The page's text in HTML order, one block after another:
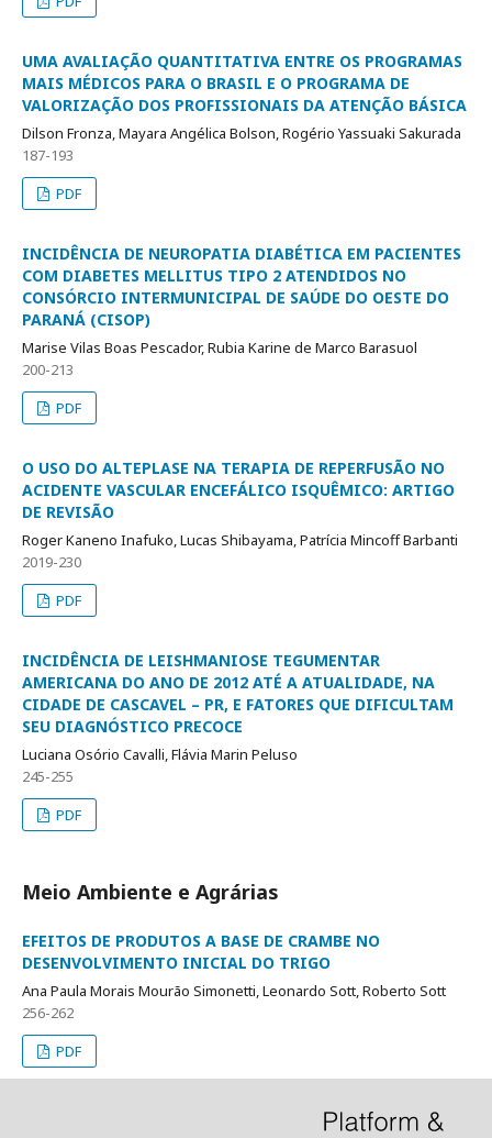
UMA AVALIAÇÃO QUANTITATIVA ENTRE OS PROGRAMAS
MAIS MÉDICOS PARA O BRASIL E O PROGRAMA DE
VALORIZAÇÃO DOS PROFISSIONAIS DA ATENÇÃO BÁSICA
Dilson Fronza, Mayara Angélica Bolson, Rogério Yassuaki Sakurada
187-193
PDF
INCIDÊNCIA DE NEUROPATIA DIABÉTICA EM PACIENTES
COM DIABETES MELLITUS TIPO 2 ATENDIDOS NO
CONSÓRCIO INTERMUNICIPAL DE SAÚDE DO OESTE DO
PARANÁ (CISOP)
Marise Vilas Boas Pescador, Rubia Karine de Marco Barasuol
200-213
PDF
O USO DO ALTEPLASE NA TERAPIA DE REPERFUSÃO NO
ACIDENTE VASCULAR ENCEFÁLICO ISQUÊMICO: ARTIGO
DE REVISÃO
Roger Kaneno Inafuko, Lucas Shibayama, Patrícia Mincoff Barbanti
2019-230
PDF
INCIDÊNCIA DE LEISHMANIOSE TEGUMENTAR
AMERICANA DO ANO DE 2012 ATÉ A ATUALIDADE, NA
CIDADE DE CASCAVEL – PR, E FATORES QUE DIFICULTAM
SEU DIAGNÓSTICO PRECOCE
Luciana Osório Cavalli, Flávia Marin Peluso
245-255
PDF
Meio Ambiente e Agrárias
EFEITOS DE PRODUTOS A BASE DE CRAMBE NO
DESENVOLVIMENTO INICIAL DO TRIGO
Ana Paula Morais Mourão Simonetti, Leonardo Sott, Roberto Sott
256-262
PDF